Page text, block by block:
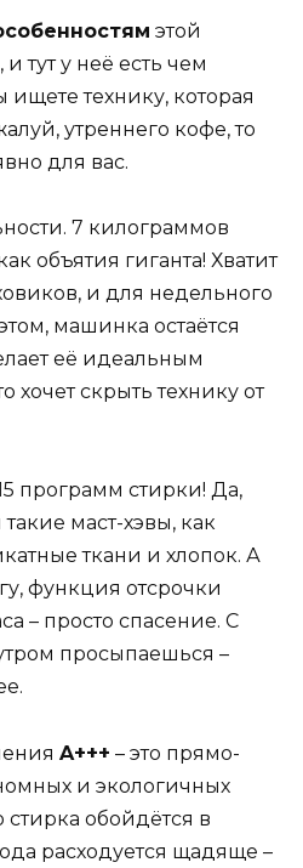
этой
тут у неё есть чем
ищете технику, которая
утреннего кофе, то
для вас.
7 килограммов
объятия гиганта! Хватит
и для недельного
машинка остаётся
её идеальным
хочет скрыть технику от
программ стирки! Да,
маст-хэвы, как
ткани и хлопок. А
функция отсрочки
– просто спасение. С
просыпаешься –
A+++ – это прямо-
и экологичных
стирка обойдётся в
расходуется щадяще –